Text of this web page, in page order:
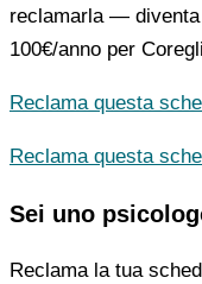
reclamarla —
100€/anno per
Reclama questa
Reclama questa
Sei uno
Reclama la tua